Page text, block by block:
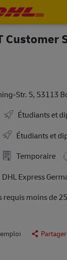
Customer
Str. 5, 53113
Étudiants et
Étudiants et
Temporaire
DHL Express
requis moins de
Partager